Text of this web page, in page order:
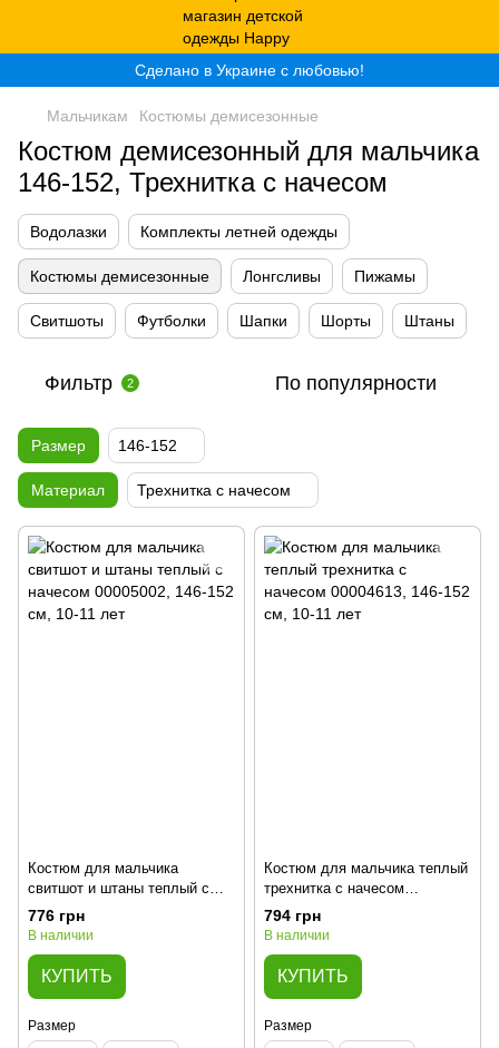
Сделано в Украине с любовью!
Мальчикам Костюмы демисезонные
Костюм демисезонный для мальчика
146-152, Трехнитка с начесом
Водолазки Комплекты летней одежды
Костюмы демисезонные Лонгсливы Пижамы
Свитшоты Футболки Шапки Шорты Штаны
Фильтр 2 По популярности
Размер 146-152
Материал Трехнитка с начесом
Костюм для мальчика
свитшот и штаны теплый с
начесом 00005002, 146-152
см, 10-11 лет
776 грн
В наличии
КУПИТЬ
Размер
Костюм для мальчика теплый
трехнитка с начесом
00004613, 146-152 см, 10-11
лет
794 грн
В наличии
КУПИТЬ
Размер